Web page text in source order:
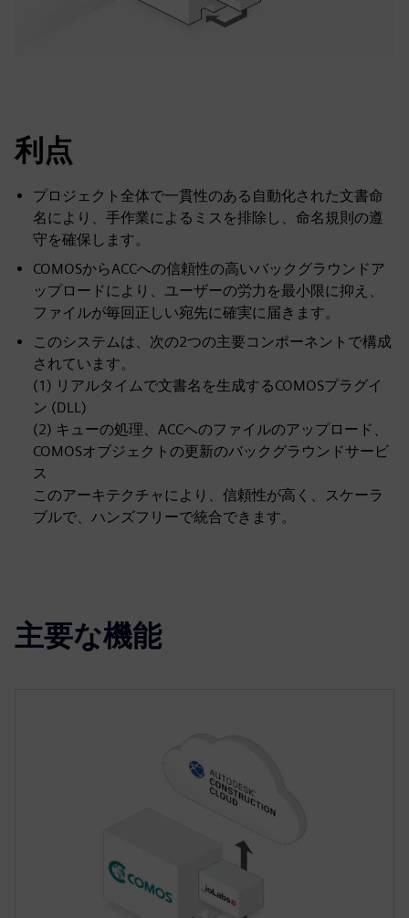
利点
プロジェクト全体で一貫性のある自動化された文書命
名により、手作業によるミスを排除し、命名規則の遵
守を確保します。
COMOSからACCへの信頼性の高いバックグラウンドア
ップロードにより、ユーザーの労力を最小限に抑え、
ファイルが毎回正しい宛先に確実に届きます。
このシステムは、次の2つの主要コンポーネントで構成
されています。
(1) リアルタイムで文書名を生成するCOMOSプラグイ
ン (DLL)
(2) キューの処理、ACCへのファイルのアップロード、
COMOSオブジェクトの更新のバックグラウンドサービ
ス
このアーキテクチャにより、信頼性が高く、スケーラ
ブルで、ハンズフリーで統合できます。
主要な機能